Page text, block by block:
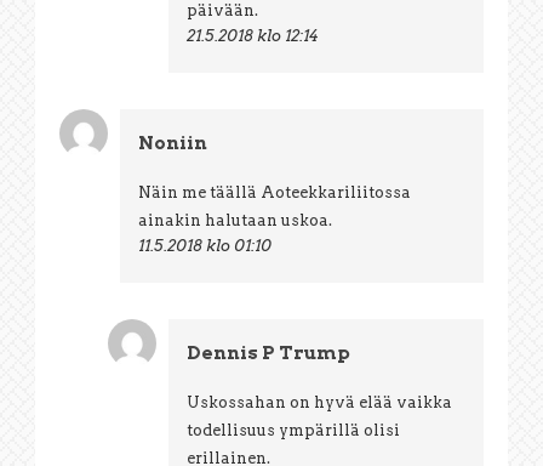
päivään.
21.5.2018 klo 12:14
Noniin
Näin me täällä Aoteekkariliitossa
ainakin halutaan uskoa.
11.5.2018 klo 01:10
Dennis P Trump
Uskossahan on hyvä elää vaikka
todellisuus ympärillä olisi
erillainen.